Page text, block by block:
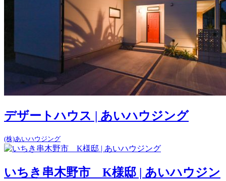
デザートハウス | あいハウジング
(株)あいハウジング
いちき串木野市 K様邸 | あいハウジン